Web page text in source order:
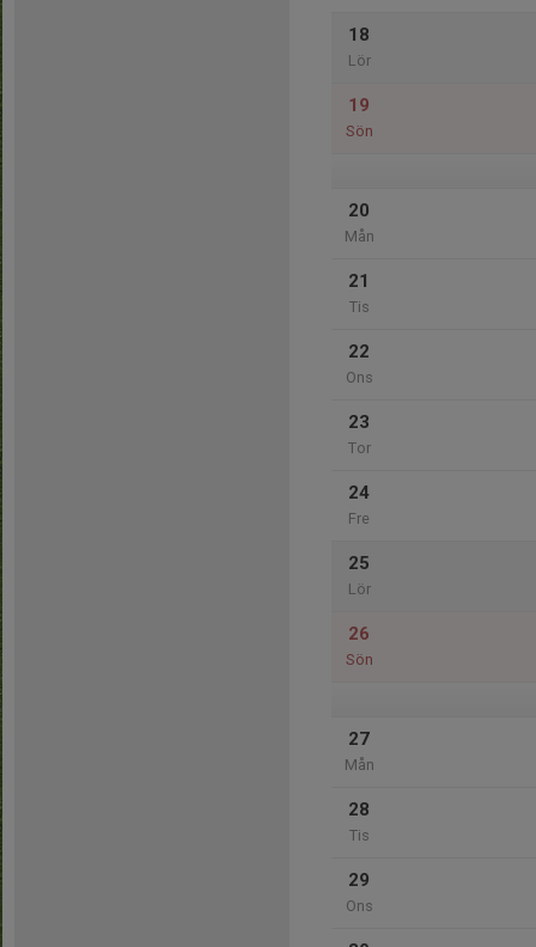
18
Lör
19
Sön
20
Mån
21
Tis
22
Ons
23
Tor
24
Fre
25
Lör
26
Sön
27
Mån
28
Tis
29
Ons